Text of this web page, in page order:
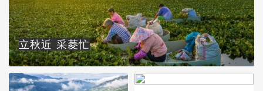
立秋近 采菱忙